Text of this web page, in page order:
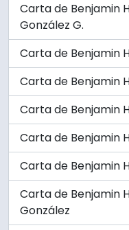
Carta de Benjamin
González G.
Carta de Benjamin
Carta de Benjamin
Carta de Benjamin
Carta de Benjamin
Carta de Benjamin
Carta de Benjamin
González